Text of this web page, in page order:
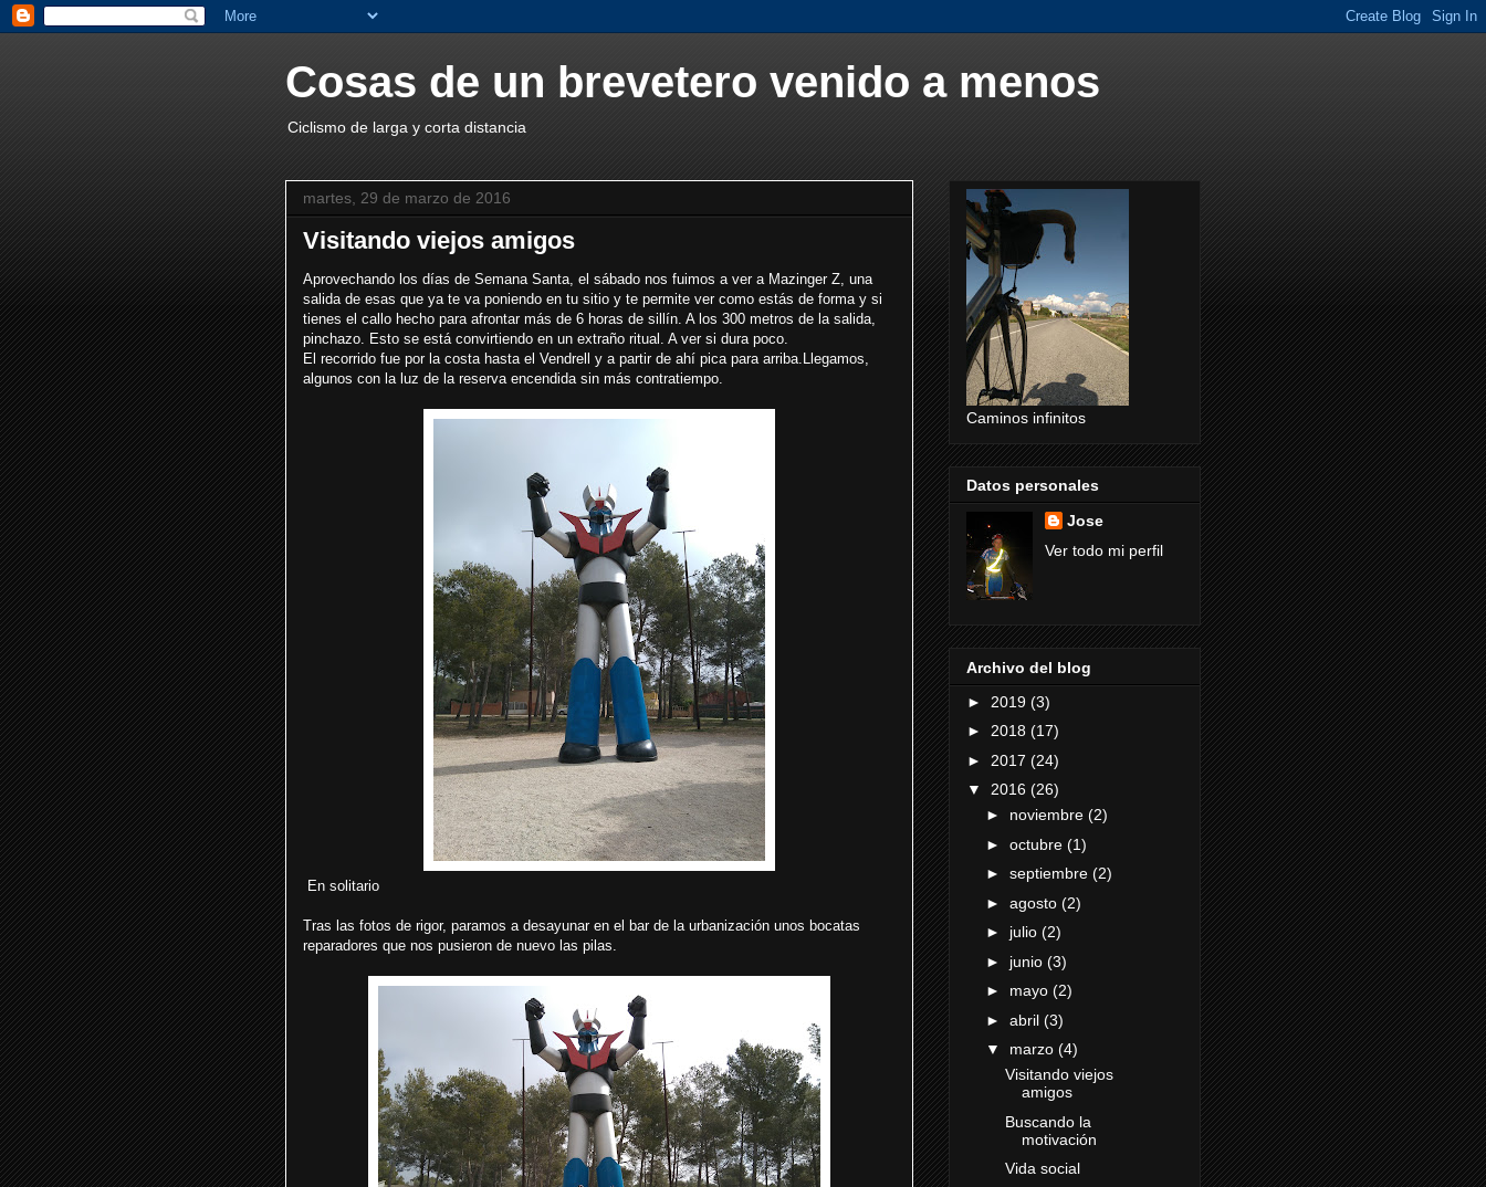
Cosas de un brevetero venido a menos
Ciclismo de larga y corta distancia
martes, 29 de marzo de 2016
Visitando viejos amigos
Aprovechando los días de Semana Santa, el sábado nos fuimos a ver a Mazinger Z, una
salida de esas que ya te va poniendo en tu sitio y te permite ver como estás de forma y si
tienes el callo hecho para afrontar más de 6 horas de sillín. A los 300 metros de la salida,
pinchazo. Esto se está convirtiendo en un extraño ritual. A ver si dura poco.
El recorrido fue por la costa hasta el Vendrell y a partir de ahí pica para arriba.Llegamos,
algunos con la luz de la reserva encendida sin más contratiempo.
En solitario
Tras las fotos de rigor, paramos a desayunar en el bar de la urbanización unos bocatas
reparadores que nos pusieron de nuevo las pilas.
Caminos infinitos
Datos personales
Jose
Ver todo mi perfil
Archivo del blog
► 2019 (3)
► 2018 (17)
► 2017 (24)
▼ 2016 (26)
► noviembre (2)
► octubre (1)
► septiembre (2)
► agosto (2)
► julio (2)
► junio (3)
► mayo (2)
► abril (3)
▼ marzo (4)
Visitando viejos
amigos
Buscando la
motivación
Vida social